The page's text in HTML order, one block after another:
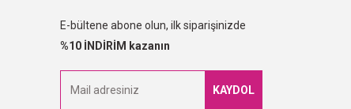
E-bültene abone olun, ilk siparişinizde
%10 İNDİRİM kazanın
KAYDOL